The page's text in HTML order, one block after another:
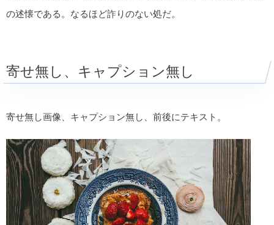
の述懐である。なるほど詐りのない処だ。
寄せ無し、キャプション無し
寄せ無し画像、キャプション無し、前後にテキスト。